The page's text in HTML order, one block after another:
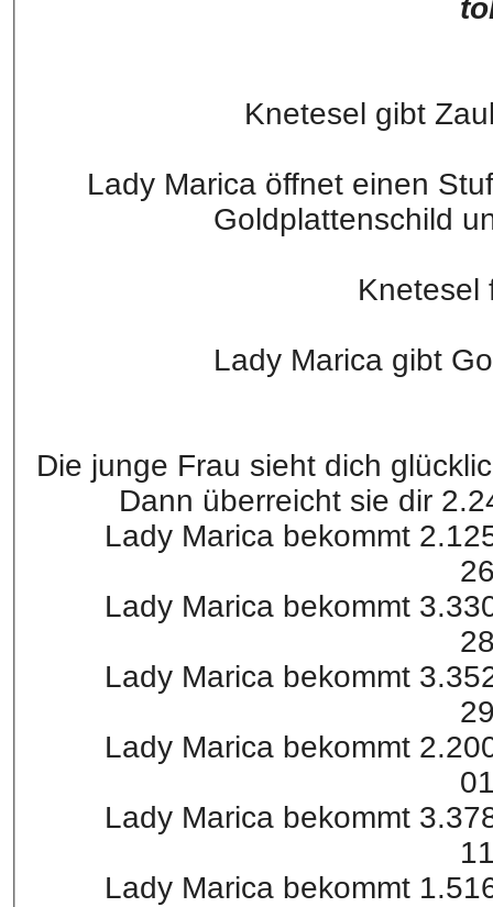
Knetesel gibt
Lady Marica öffnet einen
Goldplattenschild
Knetesel
Lady Marica gibt
Die junge Frau sieht dich
Dann überreicht sie dir
Lady Marica bekommt
Lady Marica bekommt
Lady Marica bekommt
Lady Marica bekommt
Lady Marica bekommt
Lady Marica bekommt